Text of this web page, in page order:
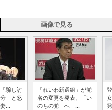
画像で見る
騙し討
」と怒
...
「れいわ新選組」が党
名の変更を発表、「い
のちの党」へ ...